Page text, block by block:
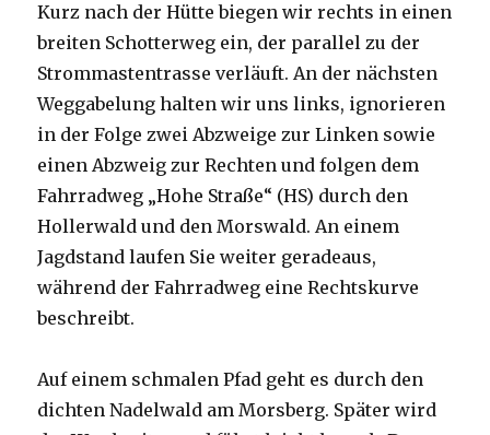
Kurz nach der Hütte biegen wir rechts in einen
breiten Schotterweg ein, der parallel zu der
Strommastentrasse verläuft. An der nächsten
Weggabelung halten wir uns links, ignorieren
in der Folge zwei Abzweige zur Linken sowie
einen Abzweig zur Rechten und folgen dem
Fahrradweg „Hohe Straße“ (HS) durch den
Hollerwald und den Morswald. An einem
Jagdstand laufen Sie weiter geradeaus,
während der Fahrradweg eine Rechtskurve
beschreibt.
Auf einem schmalen Pfad geht es durch den
dichten Nadelwald am Morsberg. Später wird